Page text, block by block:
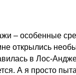
– особенные
открылись
в Лос-
А я просто